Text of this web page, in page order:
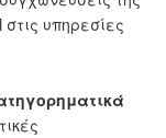
υπηρεσίες